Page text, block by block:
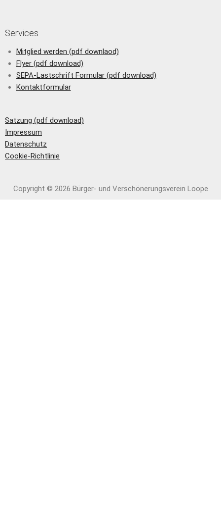
Services
Mitglied werden (pdf downlaod)
Flyer (pdf download)
SEPA-Lastschrift Formular (pdf download)
Kontaktformular
Satzung (pdf download)
Impressum
Datenschutz
Cookie-Richtlinie
Copyright © 2026 Bürger- und Verschönerungs­verein Loope